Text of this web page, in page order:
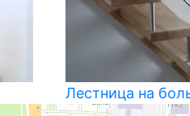
Лестница на